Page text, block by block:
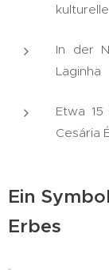
In der
Laginha
Etwa
Cesária
Ein
Erbes